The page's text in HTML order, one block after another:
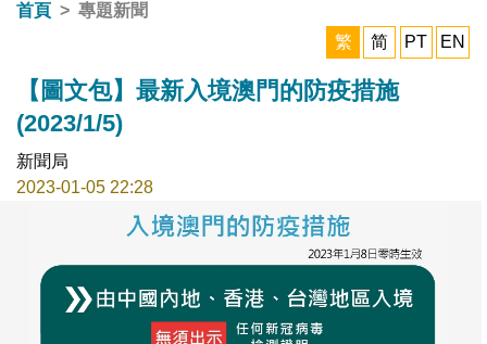
首頁
專題新聞
繁
简 PT EN
【圖文包】最新入境澳門的防疫措施
(2023/1/5)
新聞局
2023-01-05 22:28